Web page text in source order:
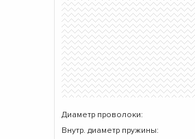
Диаметр проволоки:
Внутр. диаметр пружины: